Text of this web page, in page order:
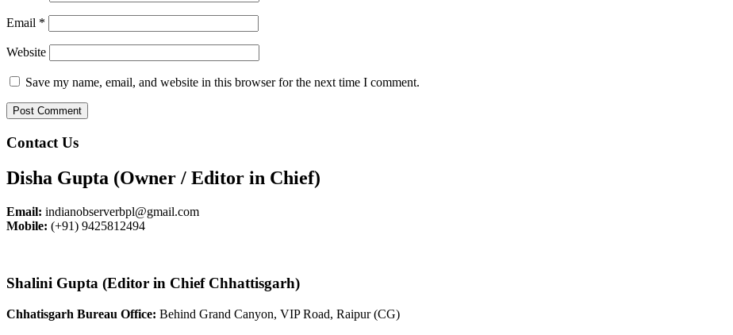
Email *
Website
Save my name, email, and website in this browser for the next time I comment.
Contact Us
Disha Gupta (Owner / Editor in Chief)
Email: indianobserverbpl@gmail.com
Mobile: (+91) 9425812494
Shalini Gupta (Editor in Chief Chhattisgarh)
Chhatisgarh Bureau Office: Behind Grand Canyon, VIP Road, Raipur (CG)